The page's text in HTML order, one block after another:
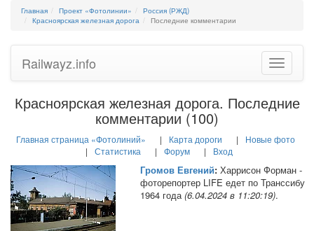
Главная Проект «Фотолинии»
Россия (РЖД)
Красноярская железная дорога
Последние комментарии
Toggle
Railwayz.info
Красноярская железная дорога. Последние
комментарии (100)
Главная страница «Фотолиний» Карта дороги
Новые фото
Статистика
Форум Вход
Громов Евгений: Харрисон Форман -
фоторепортер LIFE едет по Транссибу
1964 года(6.04.2024 в 11:20:19).